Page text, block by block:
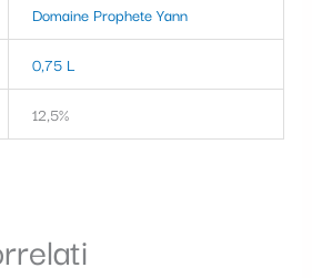
Domaine Prophete Yann
0,75 L
12,5%